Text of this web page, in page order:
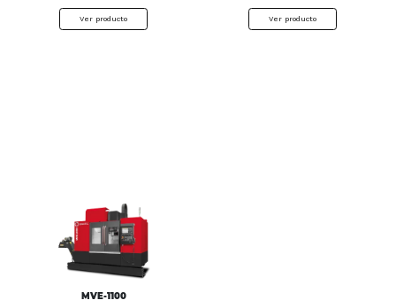
Ver producto Ver producto
MVE-1100